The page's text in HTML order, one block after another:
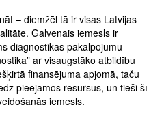
– diemžēl tā ir visas Latvijas
Galvenais iemesls ir
diagnostikas pakalpojumu
ar visaugstāko atbildību
finansējuma apjomā, taču
pieejamos resursus, un tieši šī
iemesls.